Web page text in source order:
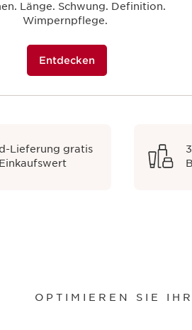
Länge. Schwung. Definition.
Wimpernpflege.
Entdecken
Lieferung gratis
OPTIMIEREN SIE